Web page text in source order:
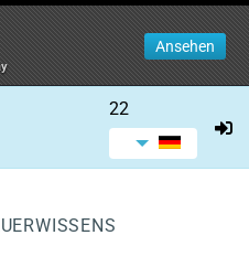
Ansehen
22